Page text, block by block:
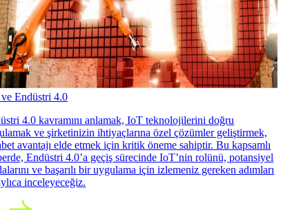
Endüstri 4.0
4.0 kavramını anlamak, IoT teknolojilerini doğru
ve şirketinizin ihtiyaçlarına özel çözümler geliştirmek,
avantajı elde etmek için kritik öneme sahiptir. Bu kapsamlı
Endüstri 4.0’a geçiş sürecinde IoT’nin rolünü, potansiyel
ve başarılı bir uygulama için izlemeniz gereken adımları
inceleyeceğiz.